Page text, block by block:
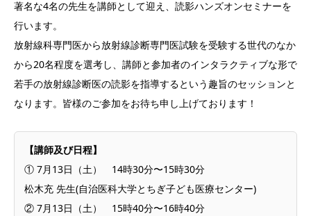
著名な4名の先生を講師として迎え、読影ハンズオンセミナーを
行います。
放射線科専門医から放射線診断専門医試験を受験する世代のなか
から20名程度を選考し、講師と参加者のインタラクティブな形で
若手の放射線診断医の読影を指導するという趣旨のセッションと
なります。皆様のご参加をお待ち申し上げております！
【講師及び日程】
① 7月13日（土） 14時30分〜15時30分
松木充 先生(自治医科大学とちぎ子ども医療センター)
② 7月13日（土） 15時40分〜16時40分